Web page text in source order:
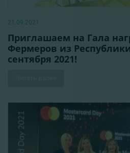
21.09.2021
Приглашаем на Гала
Фермеров из
сентября 2021!